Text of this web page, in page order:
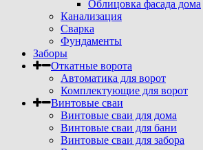
Облицовка фасада дома
Канализация
Сварка
Фундаменты
Заборы
Откатные ворота
Автоматика для ворот
Комплектующие для ворот
Винтовые сваи
Винтовые сваи для дома
Винтовые сваи для бани
Винтовые сваи для забора